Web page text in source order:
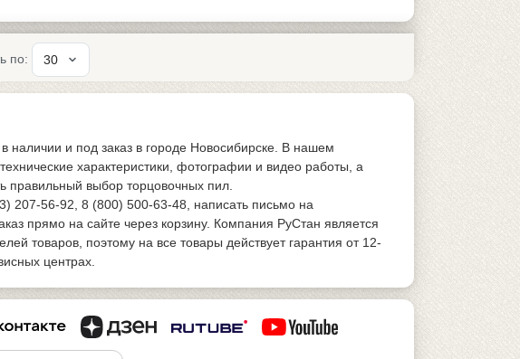
по:
и под заказ в городе Новосибирске. В нашем
характеристики, фотографии и видео работы, а
правильный выбор торцовочных пил.
207-56-92, 8 (800) 500-63-48, написать письмо на
прямо на сайте через корзину. Компания РуСтан является
товаров, поэтому на все товары действует гарантия от 12-
центрах.